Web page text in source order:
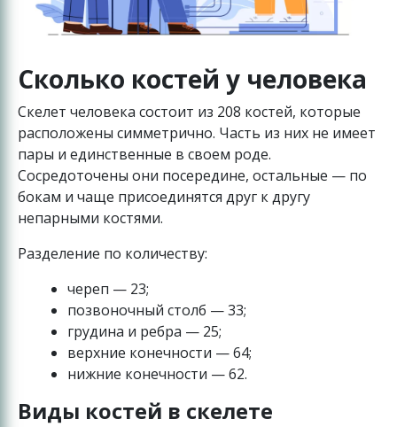
Сколько костей у человека
Скелет человека состоит из 208 костей, которые
расположены симметрично. Часть из них не имеет
пары и единственные в своем роде.
Сосредоточены они посередине, остальные — по
бокам и чаще присоединятся друг к другу
непарными костями.
Разделение по количеству:
череп — 23;
позвоночный столб — 33;
грудина и ребра — 25;
верхние конечности — 64;
нижние конечности — 62.
Виды костей в скелете